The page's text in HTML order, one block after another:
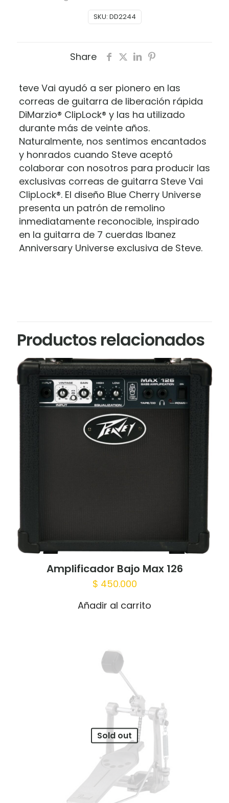
DD2244
cantidad
SKU: DD2244
Share
teve Vai ayudó a ser pionero en las
correas de guitarra de liberación rápida
DiMarzio® ClipLock® y las ha utilizado
durante más de veinte años.
Naturalmente, nos sentimos encantados
y honrados cuando Steve aceptó
colaborar con nosotros para producir las
exclusivas correas de guitarra Steve Vai
ClipLock®. El diseño Blue Cherry Universe
presenta un patrón de remolino
inmediatamente reconocible, inspirado
en la guitarra de 7 cuerdas Ibanez
Anniversary Universe exclusiva de Steve.
Productos relacionados
Amplificador Bajo Max 126
$ 450.000
Añadir al carrito
Sold out